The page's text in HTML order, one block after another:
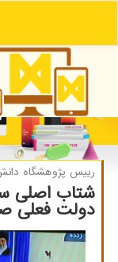
رییس پژوهشگاه
شتاب اصلی
دولت فعلی